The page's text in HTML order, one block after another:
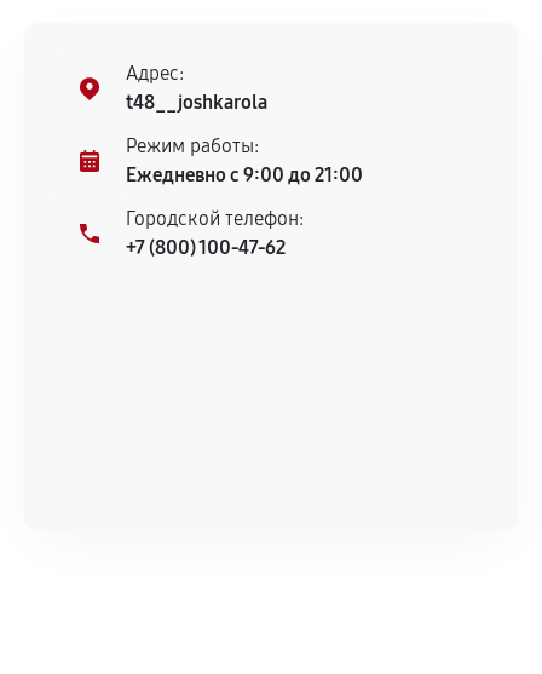
Адрес:
t48__joshkarola
Режим работы:
Ежедневно с 9:00 до 21:00
Городской телефон:
+7 (800) 100-47-62